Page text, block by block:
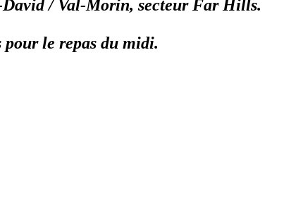
David / Val-Morin, secteur Far Hills.
pour le repas du midi.